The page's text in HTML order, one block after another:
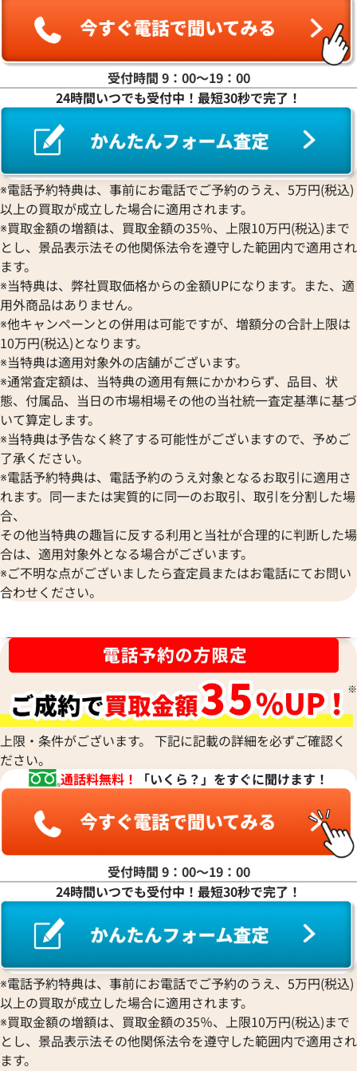
シャネル ボーイシャネル チェーンショル
ダーバッグ レザー
参考買取価格
285,000 円
2026年4月17日時点
シャネル ボーイ
ダーバッグ ツイー
280,000
2026年6月17日時
シャネル ボーイシャネル チェーンショル
ダーバッグ パテントレザー
参考買取価格
2026年4月3日時点
シャネル ボーイ
キン
参考買取価格
2026年4月17日時
受付時間 9：00〜19：00
24時間いつでも受付中！最短30秒で完了！
※電話予約特典は、事前にお電話でご予約のうえ、5万円(税込)
以上の買取が成立した場合に適用されます。
※買取金額の増額は、買取金額の35％、上限10万円(税込)まで
とし、景品表示法その他関係法令を遵守した範囲内で適用され
ます。
※当特典は、弊社買取価格からの金額UPになります。また、適
用外商品はありません。
※他キャンペーンとの併用は可能ですが、増額分の合計上限は
10万円(税込)となります。
※当特典は適用対象外の店舗がございます。
※通常査定額は、当特典の適用有無にかかわらず、品目、状
態、付属品、当日の市場相場その他の当社統一査定基準に基づ
いて算定します。
※当特典は予告なく終了する可能性がございますので、予めご
了承ください。
※電話予約特典は、電話予約のうえ対象となるお取引に適用さ
れます。同一または実質的に同一のお取引、取引を分割した場
合、
その他当特典の趣旨に反する利用と当社が合理的に判断した場
合は、適用対象外となる場合がございます。
※ご不明な点がございましたら査定員またはお電話にてお問い
合わせください。
上限・条件がございます。 下記に記載の詳細を必ずご確認く
ださい。
通話料無料！
「いくら？」をすぐに聞けます！
受付時間 9：00〜19：00
24時間いつでも受付中！最短30秒で完了！
※電話予約特典は、事前にお電話でご予約のうえ、5万円(税込)
以上の買取が成立した場合に適用されます。
※買取金額の増額は、買取金額の35％、上限10万円(税込)まで
とし、景品表示法その他関係法令を遵守した範囲内で適用され
ます。